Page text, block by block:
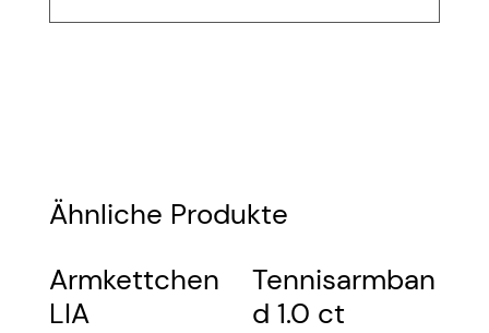
Ähnliche Produkte
Armkettchen
LIA
Tennisarmban
d 1.0 ct